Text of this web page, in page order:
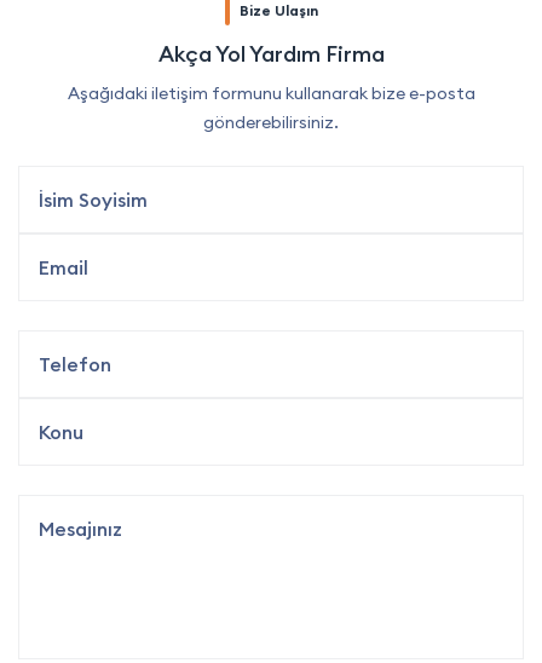
Bize Ulaşın
Akça Yol Yardım Firma
Aşağıdaki iletişim formunu kullanarak bize e-posta
gönderebilirsiniz.